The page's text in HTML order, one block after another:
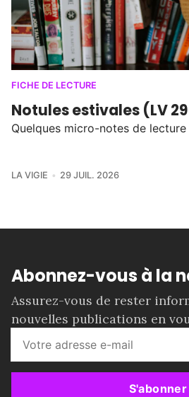
FICHE DE LECTURE
Notules estivales (LV
Quelques micro-notes de
LA VIGIE 29 JUIL. 2026
Abonnez-vous à la
Assurez-vous de rester
nouvelles publications en
S'abonner